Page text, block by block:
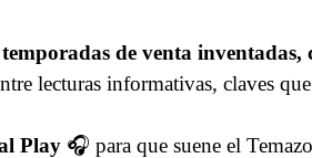
temporadas de venta inventadas,
lecturas informativas, claves
Play 🎧 para que suene el